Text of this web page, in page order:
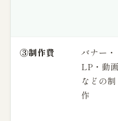
③制作費
バナー・
LP・動画
などの制
作